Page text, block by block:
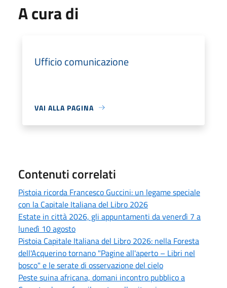
A cura di
Ufficio comunicazione
VAI ALLA PAGINA
Contenuti correlati
Pistoia ricorda Francesco Guccini: un legame speciale
con la Capitale Italiana del Libro 2026
Estate in città 2026, gli appuntamenti da venerdì 7 a
lunedì 10 agosto
Pistoia Capitale Italiana del Libro 2026: nella Foresta
dell'Acquerino tornano "Pagine all'aperto – Libri nel
bosco" e le serate di osservazione del cielo
Peste suina africana, domani incontro pubblico a